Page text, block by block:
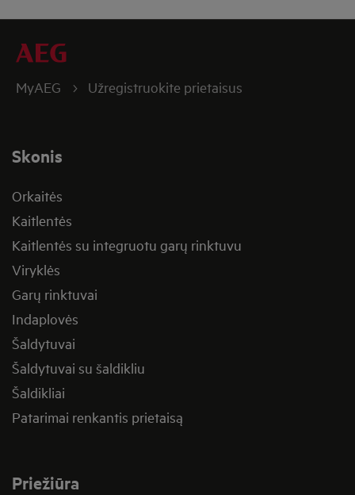
MyAEG Užregistruokite prietaisus
Skonis
Orkaitės
Kaitlentės
Kaitlentės su integruotu garų rinktuvu
Viryklės
Garų rinktuvai
Indaplovės
Šaldytuvai
Šaldytuvai su šaldikliu
Šaldikliai
Patarimai renkantis prietaisą
Priežiūra